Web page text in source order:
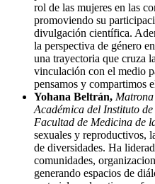
rol de las mujeres en las
promoviendo su
divulgación científica.
la perspectiva de género
una trayectoria que cruza
vinculación con el medio
pensamos y compartimos
Yohana Beltrán,
Académica del Instituto
Facultad de Medicina de
sexuales y reproductivos,
de diversidades. Ha
comunidades,
generando espacios de